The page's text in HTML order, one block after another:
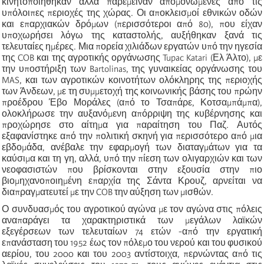
υπόλοιπες περιοχές της χώρας. Οι αποκλεισμοί εθνικών οδών
και επαρχιακών δρόμων (περισσότεροι από 80), που είχαν
υποχωρήσει λόγω της καταστολής, αυξήθηκαν ξανά τις
τελευταίες ημέρες. Μια πορεία χιλιάδων εργατών υπό την ηγεσία
της COB και της αγροτικής οργάνωσης Tupac Katari (Ελ Άλτο), με
την υποστήριξη των Bartolinas, της γυναικείας οργάνωσης του
MAS, και των αγροτικών κοινοτήτων ολόκληρης της περιοχής
των Άνδεων, με τη συμμετοχή της κοινωνικής βάσης του πρώην
προέδρου Έβο Μοράλες (από το Τσαπάρε, Κοτσαμπάμπα),
ολοκλήρωσε την αυξανόμενη απόρριψη της κυβέρνησης και
προχώρησε στο αίτημα για παραίτηση του Παζ. Αυτός
εξαφανίστηκε από την πολιτική σκηνή για περισσότερο από μια
εβδομάδα, ανέβαλε την εφαρμογή των διαταγμάτων για τα
καύσιμα και τη γη, αλλά, υπό την πίεση των ολιγαρχιών και των
νεοφασιστών που βρίσκονται στην εξουσία στην πιο
βιομηχανοποιημένη επαρχία της Σάντα Κρουζ, αρνείται να
διαπραγματευτεί με την COB την αύξηση των μισθών.
Ο συνδυασμός του αγροτικού αγώνα με τον αγώνα στις πόλεις
αναπαράγει τα χαρακτηριστικά των μεγάλων λαϊκών
εξεγέρσεων των τελευταίων 74 ετών -από την εργατική
επανάσταση του 1952 έως τον πόλεμο του νερού και του φυσικού
αερίου, του 2000 και του 2003 αντίστοιχα, περνώντας από τις